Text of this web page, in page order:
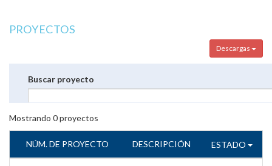
PROYECTOS
Descargas
Buscar proyecto
Mostrando 0proyectos
NÚM. DE PROYECTO DESCRIPCIÓN ESTADO